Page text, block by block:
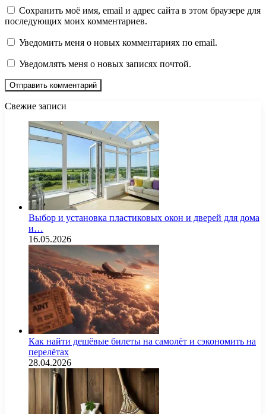
Сохранить моё имя, email и адрес сайта в этом браузере для
последующих моих комментариев.
Уведомить меня о новых комментариях по email.
Уведомлять меня о новых записях почтой.
Свежие записи
Выбор и установка пластиковых окон и дверей для дома
и…
16.05.2026
Как найти дешёвые билеты на самолёт и сэкономить на
перелётах
28.04.2026